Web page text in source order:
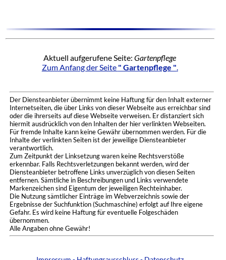
Aktuell aufgerufene Seite:Gartenpflege
Zum Anfang der Seite " Gartenpflege "
Der Diensteanbieter übernimmt keine Haftung für den Inhalt externer
Internetseiten, die über Links von dieser Webseite aus erreichbar sind
oder die ihrerseits auf diese Webseite verweisen. Er distanziert sich
hiermit ausdrücklich von den Inhalten der hier verlinkten Webseiten.
Für fremde Inhalte kann keine Gewähr übernommen werden. Für die
Inhalte der verlinkten Seiten ist der jeweilige Diensteanbieter
verantwortlich.
Zum Zeitpunkt der Linksetzung waren keine Rechtsverstöße
erkennbar. Falls Rechtsverletzungen bekannt werden, wird der
Diensteanbieter betroffene Links unverzüglich von diesen Seiten
entfernen. Sämtliche in Beschreibungen und Links verwendete
Markenzeichen sind Eigentum der jeweiligen Rechteinhaber.
Die Nutzung sämtlicher Einträge im Webverzeichnis sowie der
Ergebnisse der Suchfunktion (Suchmaschine) erfolgt auf Ihre eigene
Gefahr. Es wird keine Haftung für eventuelle Folgeschäden
übernommen.
Alle Angaben ohne Gewähr!